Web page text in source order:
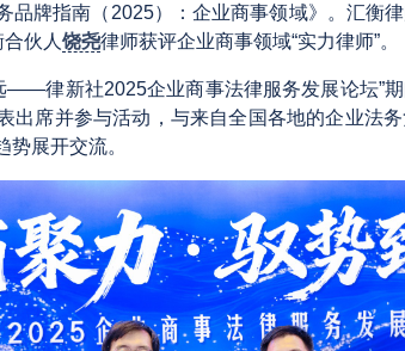
品牌指南（2025）：企业商事领域》。汇衡
伙人 饶尧律师获评企业商事领域“实力律师”。
——律新社2025企业商事法律服务发展论坛”
出席并参与活动，与来自全国各地的企业法
展开交流。